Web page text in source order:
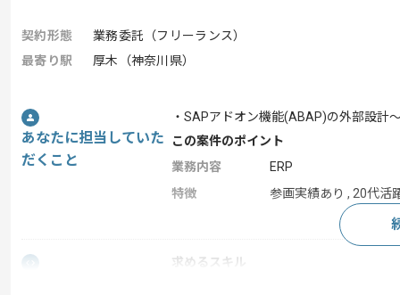
契約形態
業務委託（フリーランス）
最寄り駅
厚木（神奈川県）
あなたに担当していた
だくこと
・SAPアドオン機能(ABAP)の外部設計
この案件のポイント
業務内容
ERP
特徴
参画実績あり , 20代活
求めるスキル